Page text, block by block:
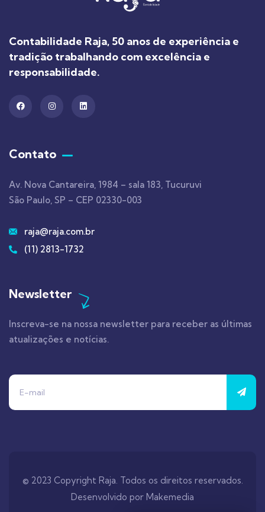
Contabilidade Raja, 50 anos de experiência e
tradição trabalhando com excelência e
responsabilidade.
Contato
Av. Nova Cantareira, 1984 – sala 183, Tucuruvi
São Paulo, SP – CEP 02330-003
raja@raja.com.br
(11) 2813-1732
Newsletter
Inscreva-se na nossa newsletter para receber as últimas
atualizações e notícias.
© 2023 Copyright Raja. Todos os direitos reservados.
Desenvolvido por Makemedia